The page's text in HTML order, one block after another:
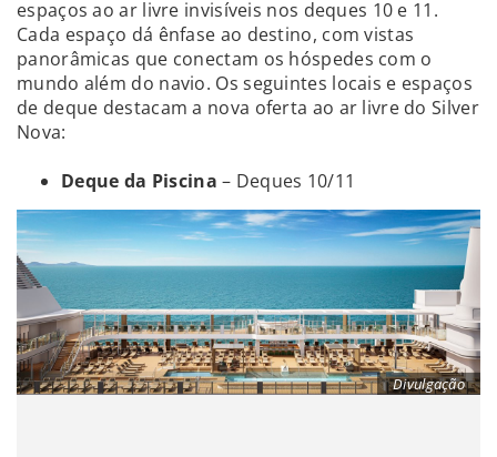
espaços ao ar livre invisíveis nos deques 10 e 11.
Cada espaço dá ênfase ao destino, com vistas
panorâmicas que conectam os hóspedes com o
mundo além do navio. Os seguintes locais e espaços
de deque destacam a nova oferta ao ar livre do Silver
Nova:
Deque da Piscina – Deques 10/11
Divulgação